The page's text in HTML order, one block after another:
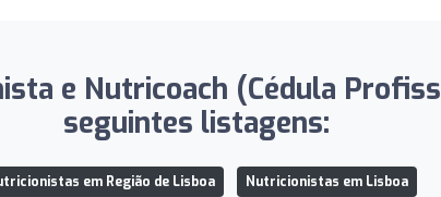
e Nutricoach (Cédula
seguintes listagens:
em Região de Lisboa Nutricionistas em Lisboa